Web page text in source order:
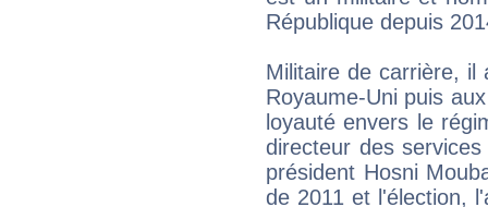
République depuis
Militaire de carrière, il
Royaume-Uni puis
loyauté envers le
directeur des
président Hosni
de 2011 et l'élection,